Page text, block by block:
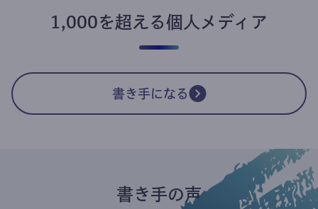
1,000を超える個人メディア
書き手になる
書き手の声